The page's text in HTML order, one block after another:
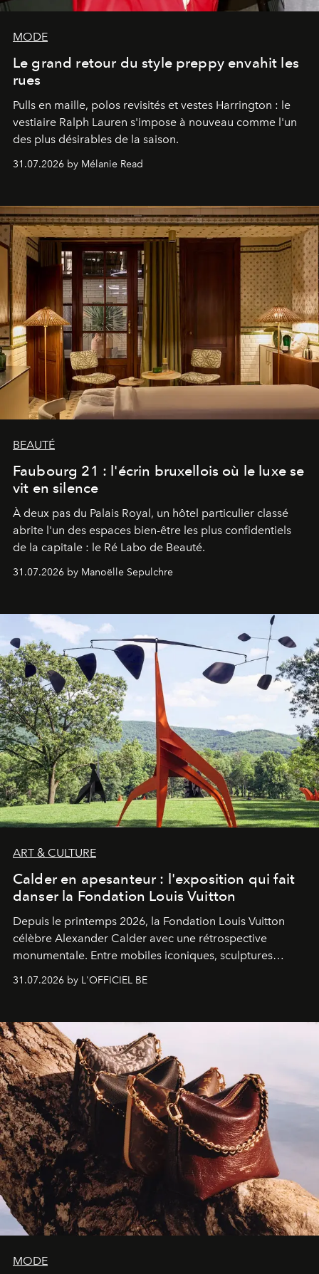
MODE
Le grand retour du style preppy envahit les
rues
Pulls en maille, polos revisités et vestes Harrington : le
vestiaire Ralph Lauren s'impose à nouveau comme l'un
des plus désirables de la saison.
31.07.2026 by Mélanie Read
BEAUTÉ
Faubourg 21 : l'écrin bruxellois où le luxe se
vit en silence
À deux pas du Palais Royal, un hôtel particulier classé
abrite l'un des espaces bien-être les plus confidentiels
de la capitale : le Ré Labo de Beauté.
31.07.2026 by Manoëlle Sepulchre
ART & CULTURE
Calder en apesanteur : l'exposition qui fait
danser la Fondation Louis Vuitton
Depuis le printemps 2026, la Fondation Louis Vuitton
célèbre Alexander Calder avec une rétrospective
monumentale. Entre mobiles iconiques, sculptures
américain investit les espaces imaginés par Frank Gehry
sculpture.
31.07.2026 by L'OFFICIEL BE
MODE